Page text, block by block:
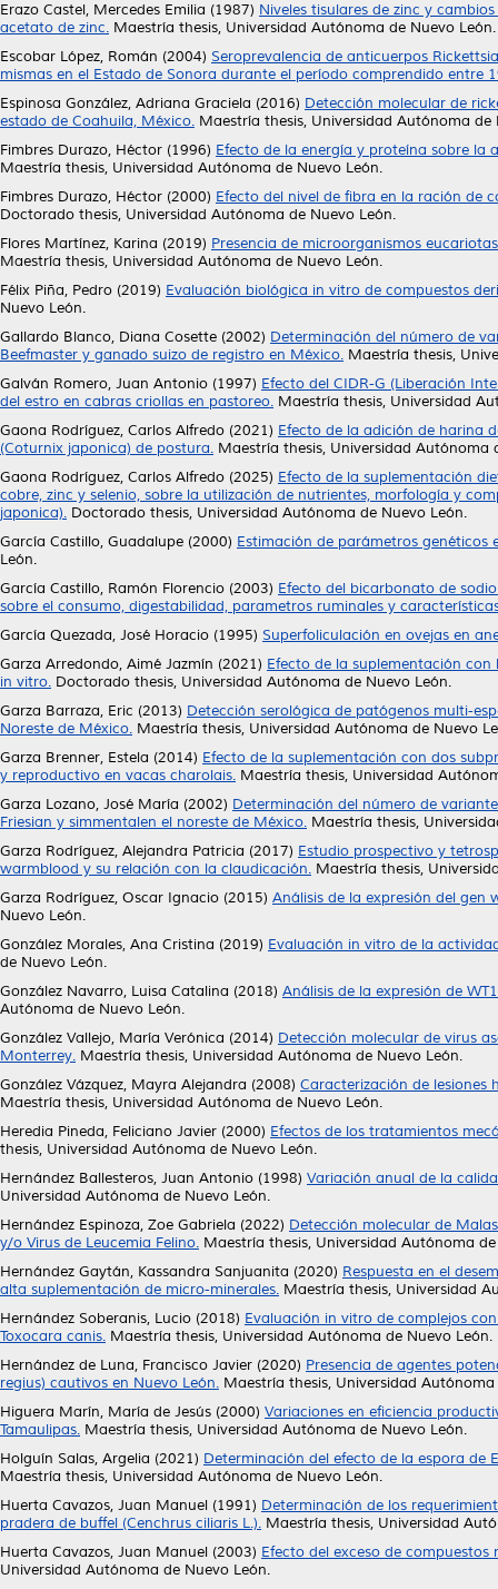
Erazo Castel, Mercedes Emilia (1987) Niveles tisulares de zinc y
acetato de zinc. Maestría thesis, Universidad Autónoma de Nuevo León.
Escobar López, Román (2004) Seroprevalencia de anticuerpos
mismas en el Estado de Sonora durante el período comprendido entre
Espinosa González, Adriana Graciela (2016) Detección molecular de
estado de Coahuila, México. Maestría thesis, Universidad Autónoma de
Fimbres Durazo, Héctor (1996) Efecto de la energía y proteína sobre la
Maestría thesis, Universidad Autónoma de Nuevo León.
Fimbres Durazo, Héctor (2000) Efecto del nivel de fibra en la ración de
Doctorado thesis, Universidad Autónoma de Nuevo León.
Flores Martínez, Karina (2019) Presencia de microorganismos
Maestría thesis, Universidad Autónoma de Nuevo León.
Félix Piña, Pedro (2019) Evaluación biológica in vitro de compuestos
Nuevo León.
Gallardo Blanco, Diana Cosette (2002) Determinación del número de
Beefmaster y ganado suizo de registro en México. Maestría thesis,
Galván Romero, Juan Antonio (1997) Efecto del CIDR-G (Liberación
del estro en cabras criollas en pastoreo. Maestría thesis, Universidad
Gaona Rodríguez, Carlos Alfredo (2021) Efecto de la adición de harina
(Coturnix japonica) de postura. Maestría thesis, Universidad Autónoma
Gaona Rodríguez, Carlos Alfredo (2025) Efecto de la suplementación
cobre, zinc y selenio, sobre la utilización de nutrientes, morfología y
japonica). Doctorado thesis, Universidad Autónoma de Nuevo León.
García Castillo, Guadalupe (2000) Estimación de parámetros genéticos
León.
García Castillo, Ramón Florencio (2003) Efecto del bicarbonato de
sobre el consumo, digestabilidad, parametros ruminales y
García Quezada, José Horacio (1995) Superfoliculación en ovejas en
Garza Arredondo, Aimé Jazmín (2021) Efecto de la suplementación
in vitro. Doctorado thesis, Universidad Autónoma de Nuevo León.
Garza Barraza, Eric (2013) Detección serológica de patógenos multi-
Noreste de México. Maestría thesis, Universidad Autónoma de Nuevo
Garza Brenner, Estela (2014) Efecto de la suplementación con dos
y reproductivo en vacas charolais. Maestría thesis, Universidad
Garza Lozano, José María (2002) Determinación del número de
Friesian y simmentalen el noreste de México. Maestría thesis,
Garza Rodríguez, Alejandra Patricia (2017) Estudio prospectivo y
warmblood y su relación con la claudicación. Maestría thesis,
Garza Rodríguez, Oscar Ignacio (2015) Análisis de la expresión del gen
Nuevo León.
González Morales, Ana Cristina (2019) Evaluación in vitro de la
de Nuevo León.
González Navarro, Luisa Catalina (2018) Análisis de la expresión de
Autónoma de Nuevo León.
González Vallejo, María Verónica (2014) Detección molecular de virus
Monterrey. Maestría thesis, Universidad Autónoma de Nuevo León.
González Vázquez, Mayra Alejandra (2008) Caracterización de lesiones
Maestría thesis, Universidad Autónoma de Nuevo León.
Heredia Pineda, Feliciano Javier (2000) Efectos de los tratamientos
thesis, Universidad Autónoma de Nuevo León.
Hernández Ballesteros, Juan Antonio (1998) Variación anual de la
Universidad Autónoma de Nuevo León.
Hernández Espinoza, Zoe Gabriela (2022) Detección molecular de
y/o Virus de Leucemia Felino. Maestría thesis, Universidad Autónoma
Hernández Gaytán, Kassandra Sanjuanita (2020) Respuesta en el
alta suplementación de micro-minerales. Maestría thesis, Universidad
Hernández Soberanis, Lucio (2018) Evaluación in vitro de complejos
Toxocara canis. Maestría thesis, Universidad Autónoma de Nuevo León.
Hernández de Luna, Francisco Javier (2020) Presencia de agentes
regius) cautivos en Nuevo León. Maestría thesis, Universidad Autónoma
Higuera Marín, María de Jesús (2000) Variaciones en eficiencia
Tamaulipas. Maestría thesis, Universidad Autónoma de Nuevo León.
Holguín Salas, Argelia (2021) Determinación del efecto de la espora de
Maestría thesis, Universidad Autónoma de Nuevo León.
Huerta Cavazos, Juan Manuel (1991) Determinación de los
pradera de buffel (Cenchrus ciliaris L.). Maestría thesis, Universidad
Huerta Cavazos, Juan Manuel (2003) Efecto del exceso de
Universidad Autónoma de Nuevo León.